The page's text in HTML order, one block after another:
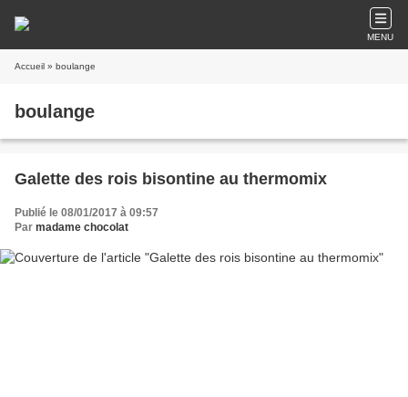
MENU
Accueil » boulange
boulange
Galette des rois bisontine au thermomix
Publié le 08/01/2017 à 09:57
Par madame chocolat